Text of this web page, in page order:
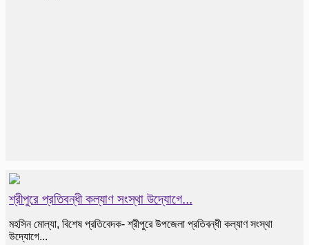
শ্রীপুরে প্রতিবন্ধী কল্যাণ সংস্থা উদ্যোগে...
মহসিন মোল্যা, বিশেষ প্রতিবেদক- শ্রীপুরে উপজেলা প্রতিবন্ধী কল্যাণ সংস্থা
উদ্যোগে...